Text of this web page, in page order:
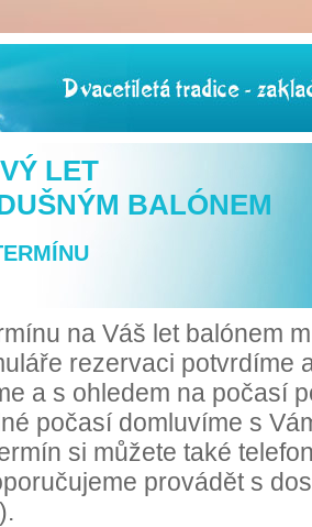
LET
BALÓNEM
na Váš let balónem
rezervaci potvrdíme
a s ohledem na počasí
počasí domluvíme s
si můžete také
provádět s